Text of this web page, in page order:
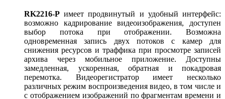
RK2216-Pимеет продвинутый и удобный интерфейс:
возможно кадрирование видеоизображения, доступен
выбор потока при отображении. Возможна
одновременная запись двух потоков с камер для
снижения ресурсов и траффика при просмотре записей
архива через мобильное приложение. Доступны
замедленная, ускоренная, обратная и покадровая
перемотка. Видеорегистратор имеет несколько
различных режим воспроизведения видео, в том числе и
с отображением изображений по фрагментам времени и